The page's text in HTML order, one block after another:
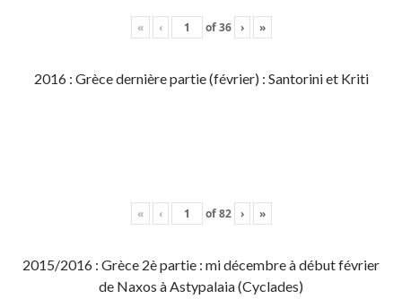
« ‹ of36 › »
2016 : Grèce dernière partie (février) : Santorini et Kriti
« ‹ of82 › »
2015/2016 : Grèce 2è partie : mi décembre à début février
de Naxos à Astypalaia (Cyclades)